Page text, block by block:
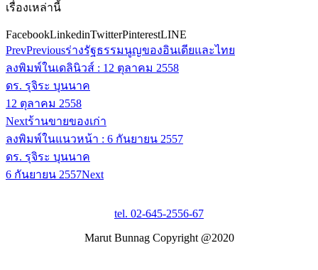
เรื่องเหล่านี้
FacebookLinkedinTwitterPinterestLINE
PrevPreviousร่างรัฐธรรมนูญของอินเดียและไทย
ลงพิมพ์ในเดลินิวส์ : 12 ตุลาคม 2558
ดร. รุจิระ บุนนาค
12 ตุลาคม 2558
Nextร้านขายของเก่า
ลงพิมพ์ในแนวหน้า : 6 กันยายน 2557
ดร. รุจิระ บุนนาค
6 กันยายน 2557Next
tel. 02-645-2556-67
Marut Bunnag Copyright @2020